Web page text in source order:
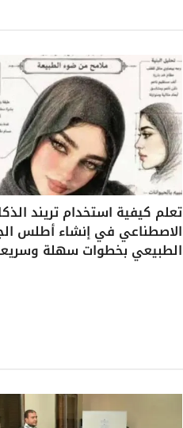
تعلم كيفية استخدام تريند
الاصطناعي في إنشاء أطلس
الطبيعي بخطوات سهلة